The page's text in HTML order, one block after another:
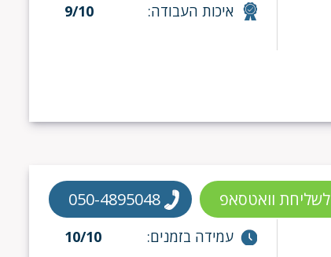
איכות העבודה:
9/10
עמידה בזמנים:
10/10
לשליחת וואטסאפ 050-4895048